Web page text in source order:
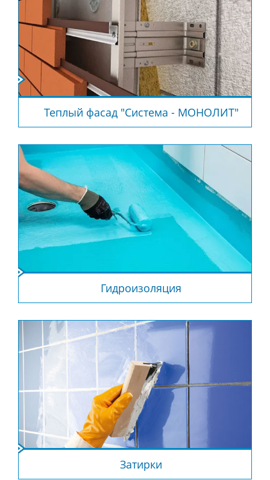
Теплый фасад "Система - МОНОЛИТ"
Гидроизоляция
Затирки